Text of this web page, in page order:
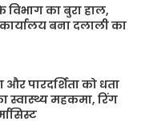
का बुरा हाल,
बना दलाली का
पारदर्शिता को धता
स्वास्थ्य महकमा, रिंग